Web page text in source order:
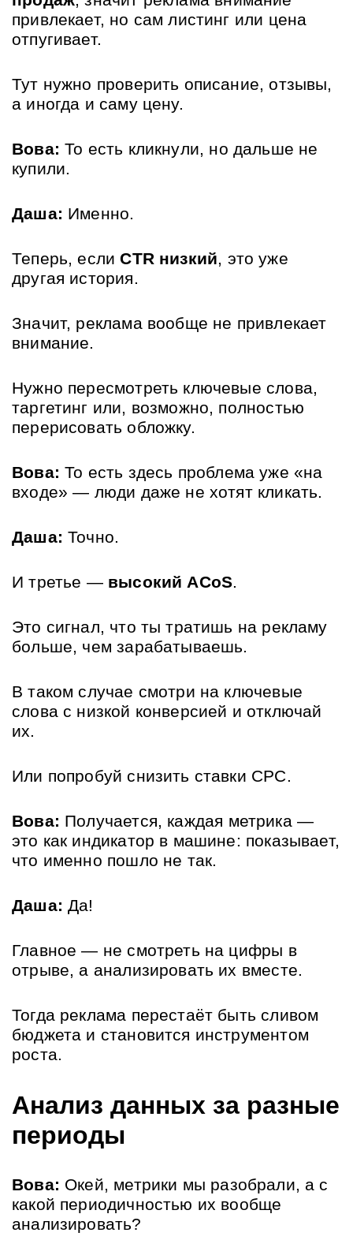
привлекает, но сам листинг или цена
отпугивает.
Тут нужно проверить описание, отзывы,
а иногда и саму цену.
Вова: То есть кликнули, но дальше не
купили.
Даша: Именно.
Теперь, если CTR низкий, это уже
другая история.
Значит, реклама вообще не привлекает
внимание.
Нужно пересмотреть ключевые слова,
таргетинг или, возможно, полностью
перерисовать обложку.
Вова: То есть здесь проблема уже «на
входе» — люди даже не хотят кликать.
Даша: Точно.
И третье — высокий ACoS.
Это сигнал, что ты тратишь на рекламу
больше, чем зарабатываешь.
В таком случае смотри на ключевые
слова с низкой конверсией и отключай
их.
Или попробуй снизить ставки CPC.
Вова: Получается, каждая метрика —
это как индикатор в машине: показывает,
что именно пошло не так.
Даша: Да!
Главное — не смотреть на цифры в
отрыве, а анализировать их вместе.
Тогда реклама перестаёт быть сливом
бюджета и становится инструментом
роста.
Анализ данных за разные
периоды
Вова: Окей, метрики мы разобрали, а с
какой периодичностью их вообще
анализировать?